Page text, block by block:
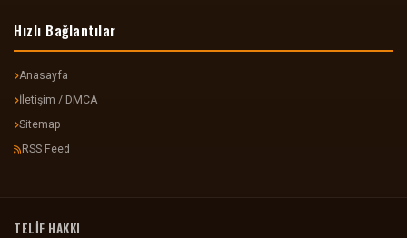
Hızlı Bağlantılar
Anasayfa
İletişim / DMCA
Sitemap
RSS Feed
TELİF HAKKI